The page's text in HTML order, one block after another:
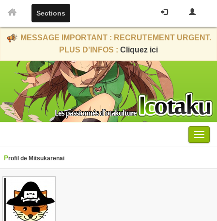
Sections
MESSAGE IMPORTANT : RECRUTEMENT URGENT.
PLUS D'INFOS : Cliquez ici
Menu
Profil de Mitsukarenai